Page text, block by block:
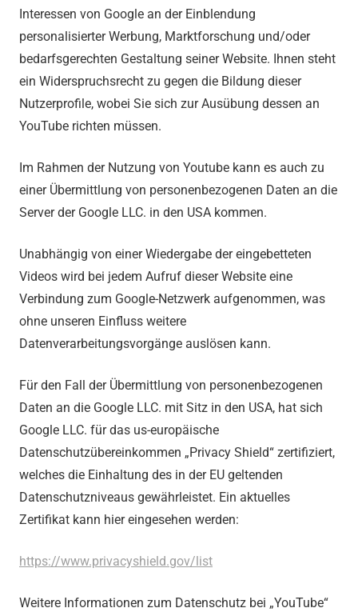
Interessen von Google an der Einblendung
personalisierter Werbung, Marktforschung und/oder
bedarfsgerechten Gestaltung seiner Website. Ihnen steht
ein Widerspruchsrecht zu gegen die Bildung dieser
Nutzerprofile, wobei Sie sich zur Ausübung dessen an
YouTube richten müssen.
Im Rahmen der Nutzung von Youtube kann es auch zu
einer Übermittlung von personenbezogenen Daten an die
Server der Google LLC. in den USA kommen.
Unabhängig von einer Wiedergabe der eingebetteten
Videos wird bei jedem Aufruf dieser Website eine
Verbindung zum Google-Netzwerk aufgenommen, was
ohne unseren Einfluss weitere
Datenverarbeitungsvorgänge auslösen kann.
Für den Fall der Übermittlung von personenbezogenen
Daten an die Google LLC. mit Sitz in den USA, hat sich
Google LLC. für das us-europäische
Datenschutzübereinkommen „Privacy Shield“ zertifiziert,
welches die Einhaltung des in der EU geltenden
Datenschutzniveaus gewährleistet. Ein aktuelles
Zertifikat kann hier eingesehen werden:
https://www.privacyshield.gov/list
Weitere Informationen zum Datenschutz bei „YouTube“